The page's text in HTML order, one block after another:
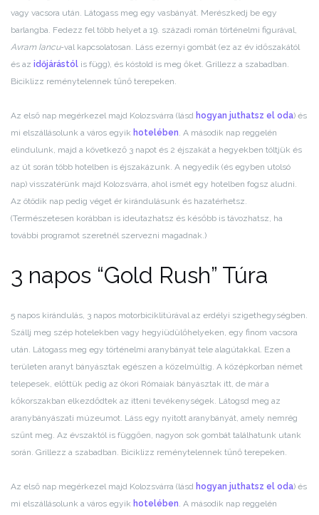
vagy vacsora után. Látogass meg egy vasbányát. Merészkedj be egy
barlangba. Fedezz fel több helyet a 19. századi román történelmi figurával,
Avram Iancu-val kapcsolatosan. Láss ezernyi gombát (ez az év időszakától
és az időjárástól is függ), és kóstold is meg őket. Grillezz a szabadban.
Biciklizz reménytelennek tűnő terepeken.
Az első nap megérkezel majd Kolozsvárra (lásd hogyan juthatsz el oda) és
mi elszállásolunk a város egyik hotelében. A második nap reggelén
elindulunk, majd a következő 3 napot és 2 éjszakát a hegyekben töltjük és
az út során több hotelben is éjszakázunk. A negyedik (és egyben utolsó
nap) visszatérünk majd Kolozsvárra, ahol ismét egy hotelben fogsz aludni.
Az ötödik nap pedig véget ér kirándulásunk és hazatérhetsz.
(Természetesen korábban is ideutazhatsz és később is távozhatsz, ha
további programot szeretnél szervezni magadnak.)
3 napos “Gold Rush” Túra
5 napos kirándulás, 3 napos motorbiciklitúrával az erdélyi szigethegységben.
Szállj meg szép hotelekben vagy hegyiüdülőhelyeken, egy finom vacsora
után. Látogass meg egy történelmi aranybányát tele alagútakkal. Ezen a
területen aranyt bányásztak egészen a közelmúltig. A középkorban német
telepesek, előttük pedig az ókori Rómaiak bányásztak itt, de már a
kőkorszakban elkezdődtek az itteni tevékenységek. Látogsd meg az
aranybányászati múzeumot. Láss egy nyitott aranybányát, amely nemrég
szűnt meg. Az évszaktól is függően, nagyon sok gombát találhatunk utank
során. Grillezz a szabadban. Biciklizz reménytelennek tűnő terepeken.
Az első nap megérkezel majd Kolozsvárra (lásd hogyan juthatsz el oda) és
mi elszállásolunk a város egyik hotelében. A második nap reggelén